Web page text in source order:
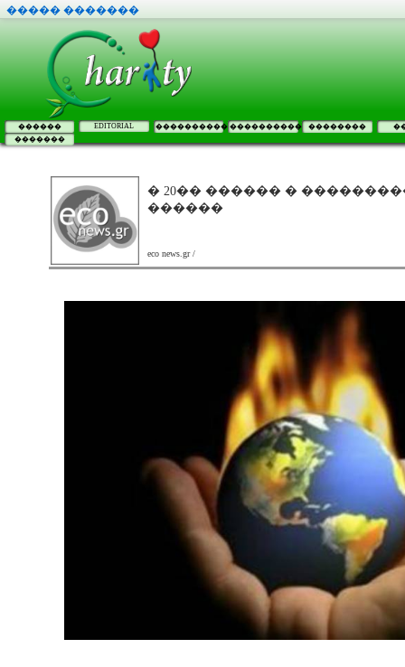
����� �������
������ EDITORIAL ���������� ���������� ��������
�������
� 20�� ������ �
������
eco news.gr /